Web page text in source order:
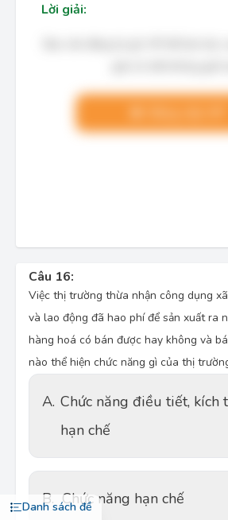
Danh sách đề
Lời giải:
Câu 16:
Việc thị trường thừa nhận công dụng
và lao động đã hao phí để sản xuất ra
hàng hoá có bán được hay không và
nào thể hiện chức năng gì của thị
A. Chức năng điều tiết, kích
hạn chế
B.Chức năng hạn chế